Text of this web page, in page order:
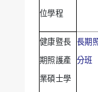
位學程
健康暨長
期照護產
業碩士學
長期
分班